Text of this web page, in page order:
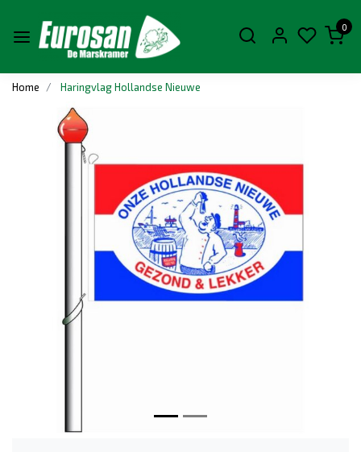
0
Home Haringvlag Hollandse Nieuwe